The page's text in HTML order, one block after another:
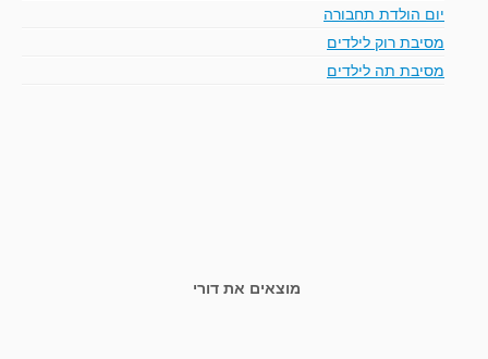
יום הולדת תחבורה
מסיבת רוק לילדים
מסיבת תה לילדים
מוצאים את דורי